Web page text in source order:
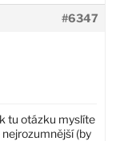
#6347
tu otázku myslíte
(by